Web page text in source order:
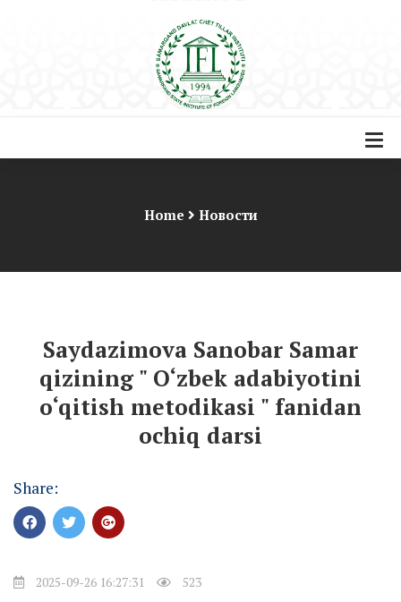
Home Новости
Saydazimova Sanobar Samar
qizining " O‘zbek adabiyotini
o‘qitish metodikasi " fanidan
ochiq darsi
Share:
2025-09-26 16:27:31 523